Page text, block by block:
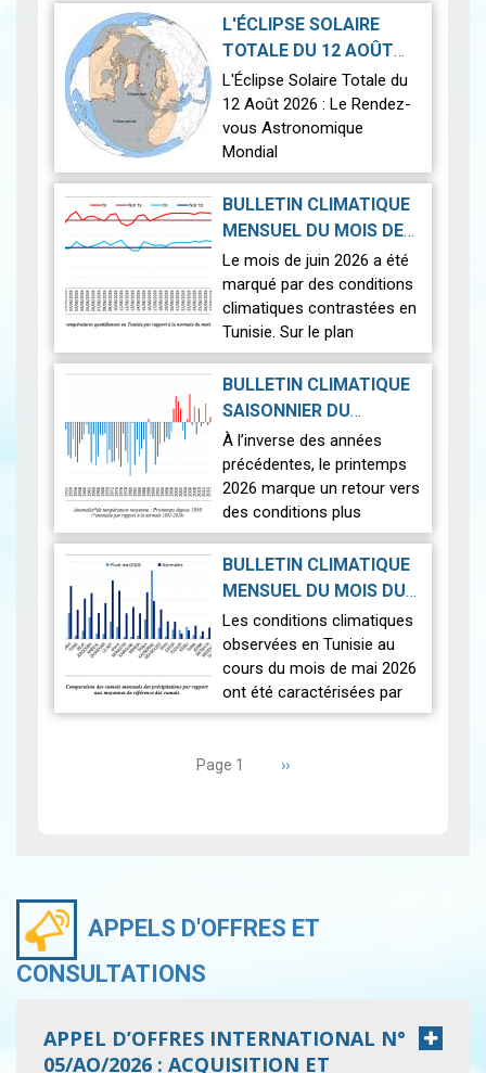
L'ÉCLIPSE SOLAIRE
TOTALE DU 12 AOÛT
2026|2026-07-21
L'Éclipse Solaire Totale du
12 Août 2026 : Le Rendez-
vous Astronomique
Mondial
Le 12 août 2026, la Terre
connaîtra l'un des
astronomiques les plus
spectaculaires : une…
BULLETIN CLIMATIQUE
MENSUEL DU MOIS DE
JUIN 2026 |2026-07-14
Le mois de juin 2026 a été
marqué par des conditions
climatiques contrastées en
Tunisie. Sur le plan
thermique, des
températures supérieures
aux normales ont été
observées sur l'en…
BULLETIN CLIMATIQUE
SAISONNIER DU
PRINTEMPS 2026|
2026-07-02
À l’inverse des années
précédentes, le printemps
2026 marque un retour vers
des conditions plus
proches de la normale,
avec un léger excédent
thermique de +0,3 °c
Nous r…
BULLETIN CLIMATIQUE
MENSUEL DU MOIS DU
MAI 2026|2026-06-17
Les conditions climatiques
observées en Tunisie au
cours du mois de mai 2026
ont été caractérisées par
des températures proches
répartition spatiale
Page 1 Page
››
APPELS D'OFFRES ET
CONSULTATIONS
APPEL D’OFFRES INTERNATIONAL N°
05/AO/2026 : ACQUISITION ET